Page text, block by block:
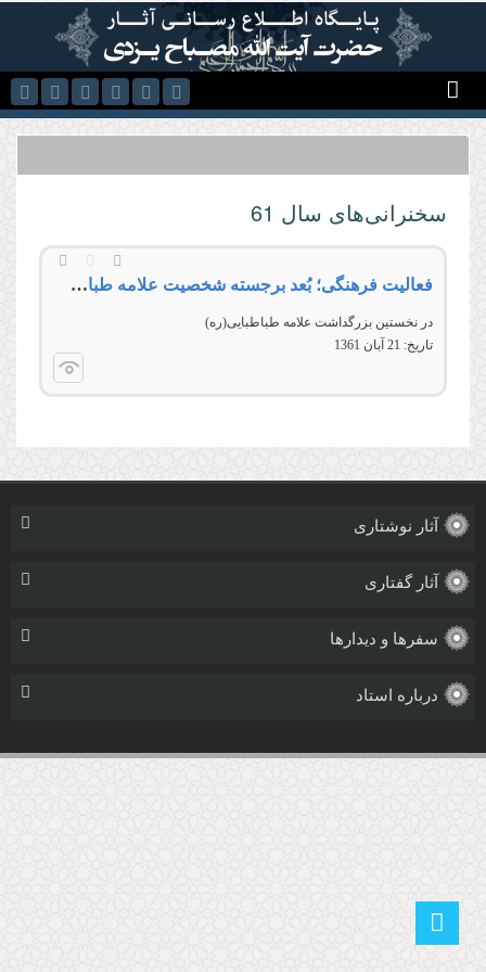
رفتن به محتوای اصلی
سخنرانی‌های سال 61
فعالیت فرهنگی؛ بُعد برجسته شخصیت علامه طباطبایی(ره)
در نخستین بزرگداشت علامه طباطبایی(ره)
تاریخ: 21 آبان 1361
آثار نوشتاری
آثار گفتاری
سفرها و دیدارها
درباره استاد